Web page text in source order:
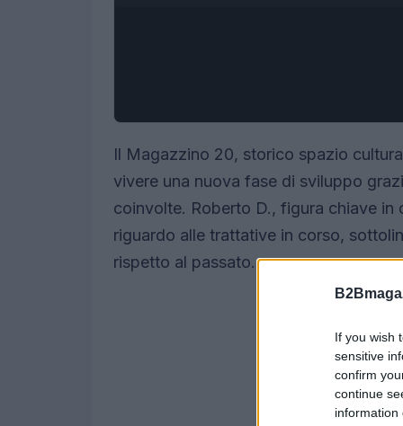
If you wish
sensitive
confirm
continue
information
Il Magazzino 20, storico spazio
vivere una nuova fase di sviluppo
coinvolte. Roberto D., figura chiave
riguardo alle trattative in corso,
rispetto al passato.